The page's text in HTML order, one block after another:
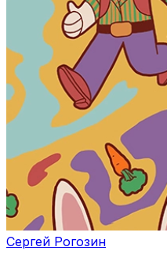
Сергей Рогозин